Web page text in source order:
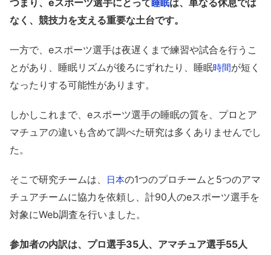
つまり、eスポーツ選手にとって睡眠は、単なる休息では
なく、競技力を支える重要な土台です。
一方で、eスポーツ選手は夜遅くまで練習や試合を行うこ
とがあり、睡眠リズムが後ろにずれたり、睡眠時間が短く
なったりする可能性があります。
しかしこれまで、eスポーツ選手の睡眠の質を、プロとア
マチュアの違いも含めて調べた研究は多くありませんでし
た。
そこで研究チームは、 日本の1つのプロチームと5つのアマ
チュアチームに協力を依頼し、計90人のeスポーツ選手を
対象にWeb調査を行いました。
参加者の内訳は、プロ選手35人、アマチュア選手55人